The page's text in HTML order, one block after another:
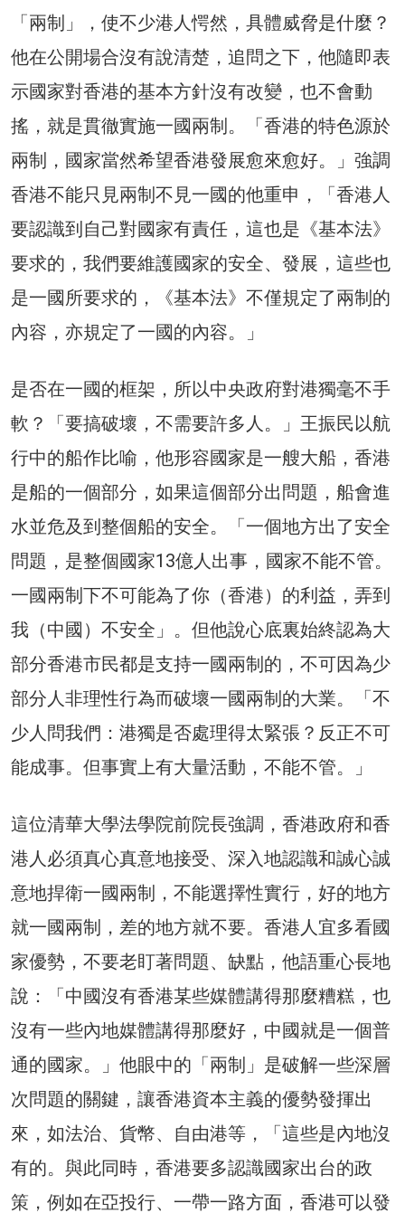
「兩制」，使不少港人愕然，具體威脅是什麼？
他在公開場合沒有說清楚，追問之下，他隨即表
示國家對香港的基本方針沒有改變，也不會動
搖，就是貫徹實施一國兩制。「香港的特色源於
兩制，國家當然希望香港發展愈來愈好。」強調
香港不能只見兩制不見一國的他重申，「香港人
要認識到自己對國家有責任，這也是《基本法》
要求的，我們要維護國家的安全、發展，這些也
是一國所要求的，《基本法》不僅規定了兩制的
內容，亦規定了一國的內容。」
是否在一國的框架，所以中央政府對港獨毫不手
軟？「要搞破壞，不需要許多人。」王振民以航
行中的船作比喻，他形容國家是一艘大船，香港
是船的一個部分，如果這個部分出問題，船會進
水並危及到整個船的安全。「一個地方出了安全
問題，是整個國家13億人出事，國家不能不管。
一國兩制下不可能為了你（香港）的利益，弄到
我（中國）不安全」。但他說心底裏始終認為大
部分香港市民都是支持一國兩制的，不可因為少
部分人非理性行為而破壞一國兩制的大業。「不
少人問我們：港獨是否處理得太緊張？反正不可
能成事。但事實上有大量活動，不能不管。」
這位清華大學法學院前院長強調，香港政府和香
港人必須真心真意地接受、深入地認識和誠心誠
意地捍衛一國兩制，不能選擇性實行，好的地方
就一國兩制，差的地方就不要。香港人宜多看國
家優勢，不要老盯著問題、缺點，他語重心長地
說：「中國沒有香港某些媒體講得那麼糟糕，也
沒有一些內地媒體講得那麼好，中國就是一個普
通的國家。」他眼中的「兩制」是破解一些深層
次問題的關鍵，讓香港資本主義的優勢發揮出
來，如法治、貨幣、自由港等，「這些是內地沒
有的。與此同時，香港要多認識國家出台的政
策，例如在亞投行、一帶一路方面，香港可以發